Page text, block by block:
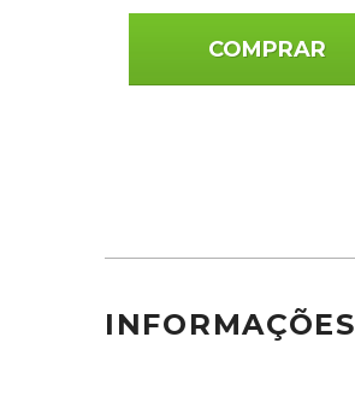
COMPRAR
INFORMAÇÕES